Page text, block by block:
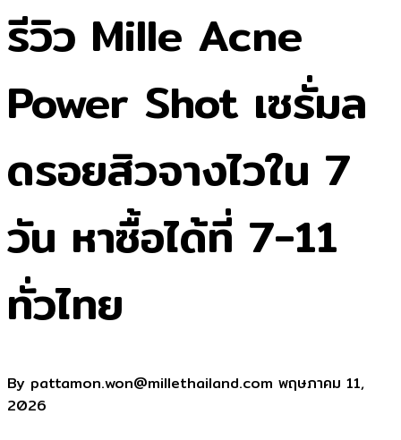
รีวิว Mille Acne
Power Shot เซรั่มล
ดรอยสิวจางไวใน 7
วัน หาซื้อได้ที่ 7-11
ทั่วไทย
By pattamon.won@millethailand.com พฤษภาคม 11,
2026